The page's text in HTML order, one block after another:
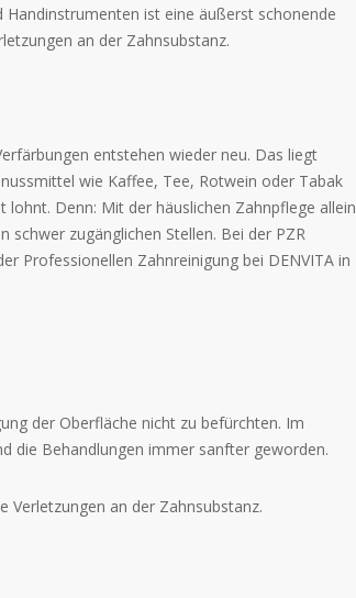
ist eine äußerst schonende
an der Zahnsubstanz.
entstehen wieder neu. Das liegt
wie Kaffee, Tee, Rotwein oder Tabak
Denn: Mit der häuslichen Zahnpflege allein
zugänglichen Stellen. Bei der PZR
Professionellen Zahnreinigung bei DENVITA in
der Oberfläche nicht zu befürchten. Im
die Behandlungen immer sanfter geworden.
Verletzungen an der Zahnsubstanz.